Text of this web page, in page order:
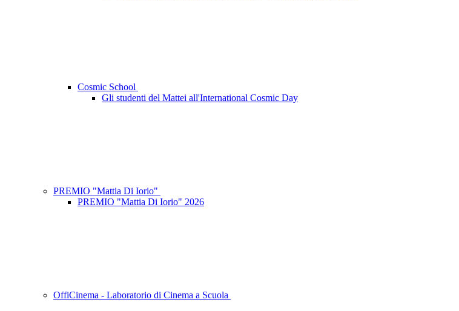
Cosmic School
Gli studenti del Mattei all'International Cosmic Day
PREMIO "Mattia Di Iorio"
PREMIO "Mattia Di Iorio" 2026
OffiCinema - Laboratorio di Cinema a Scuola